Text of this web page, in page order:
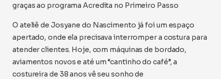
graças ao programa Acredita no Primeiro Passo
O ateliê de Josyane do Nascimento já foi um espaço
apertado, onde ela precisava interromper a costura para
atender clientes. Hoje, com máquinas de bordado,
aviamentos novos e até um “cantinho do café”, a
costureira de 38 anos vê seu sonho de